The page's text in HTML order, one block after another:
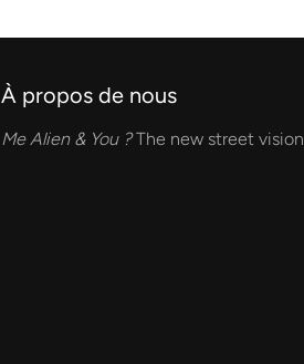
À propos de nous
Me Alien & You ?The new street vision